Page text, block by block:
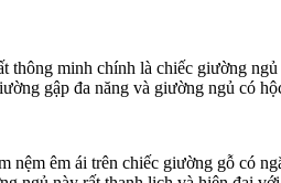
minh chính là chiếc giường
gập đa năng và giường ngủ có
êm ái trên chiếc giường gỗ có